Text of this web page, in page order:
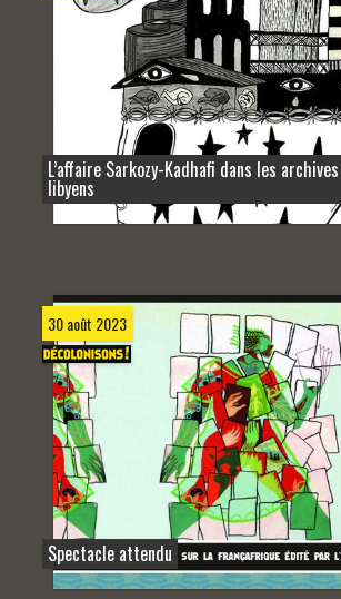
L’affaire Sarkozy-Kadhafi dans les
libyens
30 août 2023
Spectacle attendu